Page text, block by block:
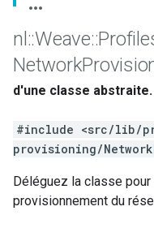
nl ::Weave::
Network
d'une classe abstraite.
#include <src/lib/
provisioning/
Déléguez la classe
provisionnement du